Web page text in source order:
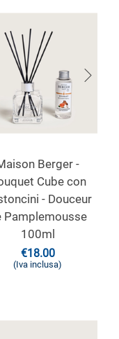
Berger -
Cube con
- Douceur
Pamplemousse
100ml
€18.00
(Iva inclusa)